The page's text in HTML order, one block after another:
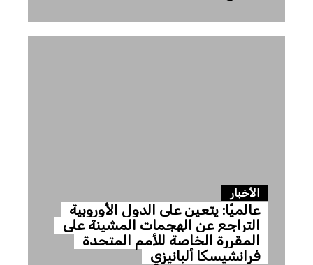
الأخبار
عالميًا: يتعين على الدول الأوروبية
التراجع عن الهجمات المشينة على
المقررة الخاصة للأمم المتحدة
فرانشيسكا ألبانيزي